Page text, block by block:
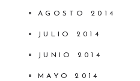
AGOSTO 2014
JULIO 2014
JUNIO 2014
MAYO 2014